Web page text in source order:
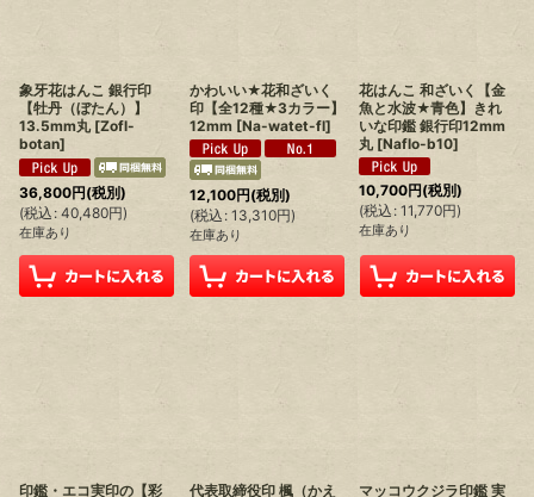
象牙花はんこ 銀行印
【牡丹（ぼたん）】
13.5mm丸 [Zofl-
botan]
36,800円(税別)
(税込 : 40,480円)
在庫あり
かわいい★花和ざいく
印【全12種★3カラー】
12mm [Na-watet-fl]
12,100円(税別)
(税込 : 13,310円)
在庫あり
花はんこ 和ざいく【金
魚と水波★青色】きれ
いな印鑑 銀行印12mm
丸 [Naflo-b10]
10,700円(税別)
(税込 : 11,770円)
在庫あり
印鑑・エコ実印の【彩 代表取締役印 楓（かえ マッコウクジラ印鑑 実